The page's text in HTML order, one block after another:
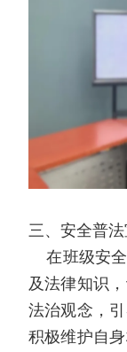
三、安全普
在班级安全
及法律知识
法治观念，
积极维护自